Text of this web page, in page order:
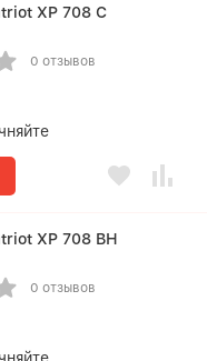
XP 708 C
0 отзывов
XP 708 BH
0 отзывов